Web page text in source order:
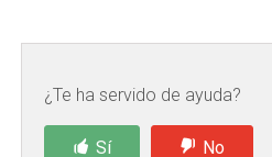
¿Te ha servido de ayuda?
Sí No